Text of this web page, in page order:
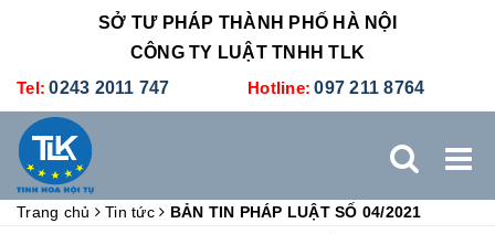
SỞ TƯ PHÁP THÀNH PHỐ HÀ NỘI
CÔNG TY LUẬT TNHH TLK
Tel: 0243 2011 747 Hotline: 097 211 8764
Trang chủ Tin tức BẢN TIN PHÁP LUẬT SỐ 04/2021